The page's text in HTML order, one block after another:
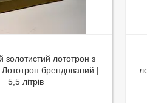
золотистий лототрон з
брендований |
5,5 літрів